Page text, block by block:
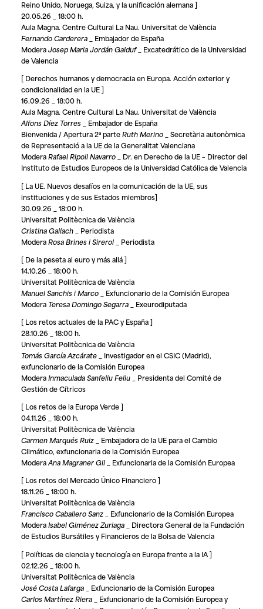
Reino Unido, Noruega, Suiza, y la unificación alemana ]
20.05.26 _ 18:00 h.
Aula Magna. Centre Cultural La Nau. Universitat de València
Fernando Carderera_ Embajador de España
ModeraJosep Maria Jordán Galduf_ Excatedrático de la Universidad
de Valencia
[ Derechos humanos y democracia en Europa. Acción exterior y
condicionalidad en la UE ]
16.09.26 _ 18:00 h.
Aula Magna. Centre Cultural La Nau. Universitat de València
Alfons Díez Torres_ Embajador de España
Bienvenida / Apertura 2ª parteRuth Merino_ Secretària autonòmica
de Representació a la UE de la Generalitat Valenciana
ModeraRafael Ripoll Navarro_ Dr. en Derecho de la UE – Director del
Instituto de Estudios Europeos de la Universidad Católica de Valencia
[ La UE. Nuevos desafíos en la comunicación de la UE, sus
instituciones y de sus Estados miembros]
30.09.26 _ 18:00 h.
Universitat Politècnica de València
Cristina Gallach_ Periodista
ModeraRosa Brines i Sirerol_ Periodista
[ De la peseta al euro y más allá ]
14.10.26 _ 18:00 h.
Universitat Politècnica de València
Manuel Sanchis i Marco_ Exfuncionario de la Comisión Europea
Modera Teresa Domingo Segarra_ Exeurodiputada
[ Los retos actuales de la PAC y España ]
28.10.26 _ 18:00 h.
Universitat Politècnica de València
Tomás García Azcárate_ Investigador en el CSIC (Madrid),
exfuncionario de la Comisión Europea
ModeraInmaculada Sanfeliu Feliu_ Presidenta del Comité de
Gestión de Cítricos
[ Los retos de la Europa Verde ]
04.11.26 _ 18:00 h.
Universitat Politècnica de València
Carmen Marqués Ruiz_ Embajadora de la UE para el Cambio
Climático, exfuncionaria de la Comisión Europea
ModeraAna Magraner Gil_ Exfuncionaria de la Comisión Europea
[ Los retos del Mercado Único Financiero ]
18.11.26 _ 18:00 h.
Universitat Politècnica de València
Francisco Caballero Sanz_ Exfuncionario de la Comisión Europea
ModeraIsabel Giménez Zuriaga_ Directora General de la Fundación
de Estudios Bursátiles y Financieros de la Bolsa de Valencia
[ Políticas de ciencia y tecnología en Europa frente a la IA ]
02.12.26 _ 18:00 h.
Universitat Politècnica de València
José Costa Lafarga_ Exfuncionario de la Comisión Europea
Carlos Martínez Riera_ Exfuncionario de la Comisión Europea y